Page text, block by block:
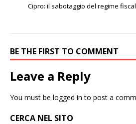
Cipro: il sabotaggio del regime
BE THE FIRST TO COMMENT
Leave a Reply
You must be logged in to post a
CERCA NEL SITO